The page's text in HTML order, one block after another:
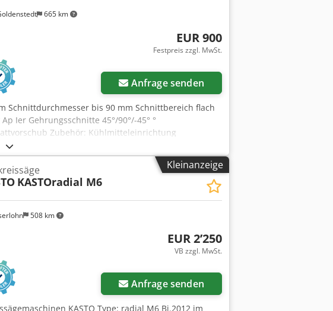
665 km
EUR 900
Festpreis zzgl. MwSt.
Anfrage senden
Schnittdurchmesser bis 90 mm Schnittbereich flach
Ier Gehrungsschnitte 45°/90°/-45° °
Zubehör: Kühlmitteleinrichtung
Kleinanzeige
508 km
KASTOradial M6
EUR 2’250
VB zzgl. MwSt.
Anfrage senden
KASTO Type: radial M6 Bj.2012 im